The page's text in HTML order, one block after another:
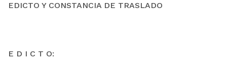
EDICTO Y CONSTANCIA DE TRASLADO
E D I C T O: